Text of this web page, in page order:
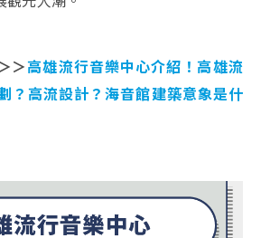
＞高雄流行音樂中心介紹！高雄流
？高流設計？海音館建築意象是什